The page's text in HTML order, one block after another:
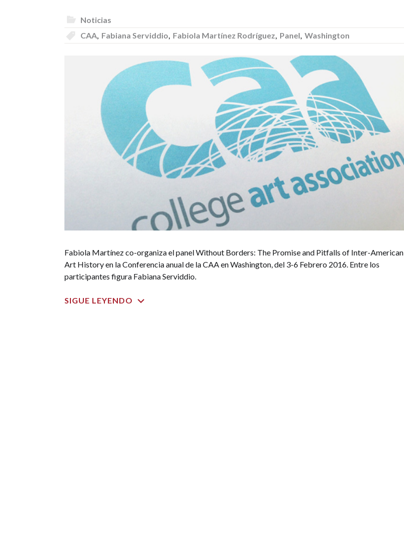
Noticias
CAA Fabiana Serviddio Fabiola Martínez Rodríguez Panel Washington
Fabiola Martínez co-organiza el panel Without Borders: The Promise and Pitfalls of Inter-American
Art History en la Conferencia anual de la CAA en Washington, del 3-6 Febrero 2016. Entre los
participantes figura Fabiana Serviddio.
SIGUE LEYENDO